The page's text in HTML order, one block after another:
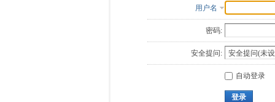
用户名
密码:
安全提问:
自动登录
登录